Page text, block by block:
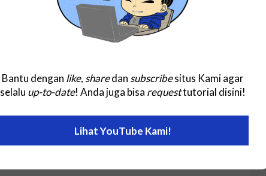
Bantu dengan like, sharedan subscribesitus Kami agar
selalu up-to-date! Anda juga bisa requesttutorial disini!
Lihat YouTube Kami!